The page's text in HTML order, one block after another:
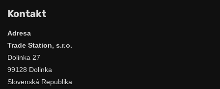
Kontakt
Adresa
Trade Station, s.r.o.
Dolinka 27
99128 Dolinka
Slovenská Republika